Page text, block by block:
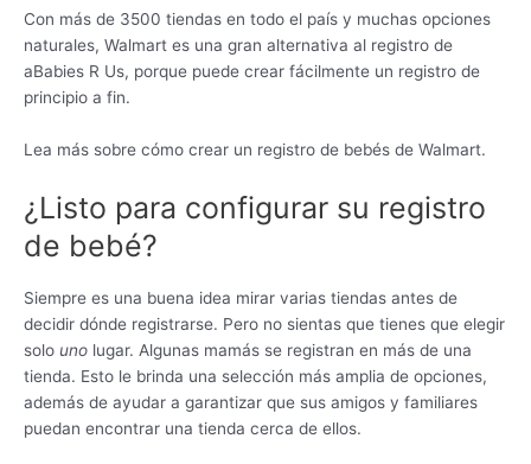
Con más de 3500 tiendas en todo el país y muchas opciones
naturales, Walmart es una gran alternativa al registro de
aBabies R Us, porque puede crear fácilmente un registro de
principio a fin.
Lea más sobre cómo crear un registro de bebés de Walmart.
¿Listo para configurar su registro
de bebé?
Siempre es una buena idea mirar varias tiendas antes de
decidir dónde registrarse. Pero no sientas que tienes que elegir
solo uno lugar. Algunas mamás se registran en más de una
tienda. Esto le brinda una selección más amplia de opciones,
además de ayudar a garantizar que sus amigos y familiares
puedan encontrar una tienda cerca de ellos.